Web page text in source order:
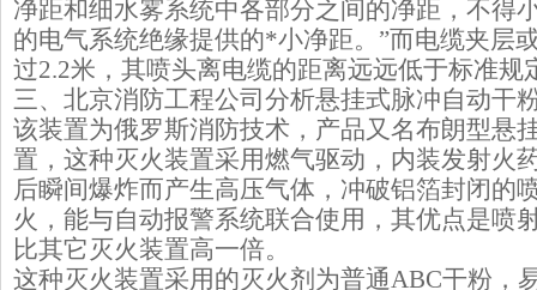
净距和细水雾系统中各部分之间的净距，不得
的电气系统绝缘提供的*小净距。”而电缆夹层
过2.2米，其喷头离电缆的距离远远低于标准规
三、北京消防工程公司分析悬挂式脉冲自动干
该装置为俄罗斯消防技术，产品又名布朗型悬
置，这种灭火装置采用燃气驱动，内装发射火
后瞬间爆炸而产生高压气体，冲破铝箔封闭的
火，能与自动报警系统联合使用，其优点是喷
比其它灭火装置高一倍。
这种灭火装置采用的灭火剂为普通ABC干粉，